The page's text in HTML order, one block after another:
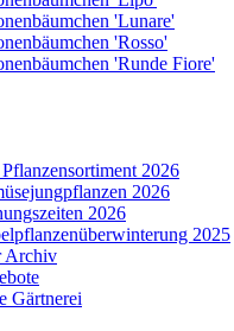
'Lunare'
'Rosso'
'Runde Fiore'
2026
2026
2026
2025
Archiv
Gärtnerei